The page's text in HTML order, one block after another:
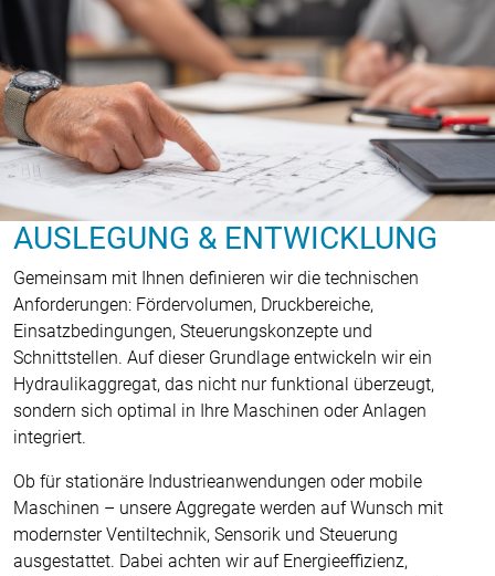
AUSLEGUNG & ENTWICKLUNG
Gemeinsam mit Ihnen definieren wir die technischen
Anforderungen: Fördervolumen, Druckbereiche,
Einsatzbedingungen, Steuerungskonzepte und
Schnittstellen. Auf dieser Grundlage entwickeln wir ein
Hydraulikaggregat, das nicht nur funktional überzeugt,
sondern sich optimal in Ihre Maschinen oder Anlagen
integriert.
Ob für stationäre Industrieanwendungen oder mobile
Maschinen – unsere Aggregate werden auf Wunsch mit
modernster Ventiltechnik, Sensorik und Steuerung
ausgestattet. Dabei achten wir auf Energieeffizienz,